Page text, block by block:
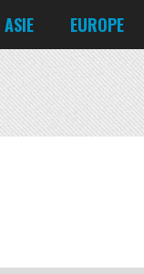
ASIE
Bahreïn
Bangladesh
EUROPE
Allemagne
Biélorussie
Irlande